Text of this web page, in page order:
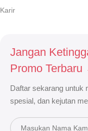
Karir
Jangan
Promo Terbaru
Daftar sekarang untuk
spesial, dan kejutan